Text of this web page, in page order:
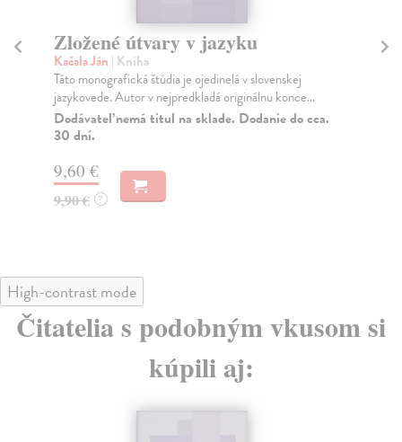
Súčasný slovenský jazyk
Kačala Ján | Kniha
Publikácia významného slovenského jazykovedca,
spoluautora základných kodifikačných príručiek
sloven...
Do 4 dní
14,45 €
14,90 € ?
v
High-contrast mode
Čitatelia s podobným vkusom si
kúpili aj: